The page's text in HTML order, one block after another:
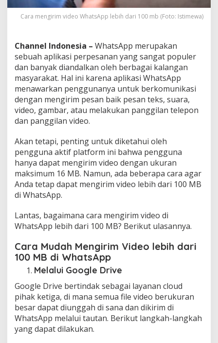
M
B
Cara mengirim video WhatsApp lebih dari 100 mb (Foto: Istimewa)
Channel Indonesia – WhatsApp merupakan
sebuah aplikasi perpesanan yang sangat populer
dan banyak diandalkan oleh berbagai kalangan
masyarakat. Hal ini karena aplikasi WhatsApp
menawarkan penggunanya untuk berkomunikasi
dengan mengirim pesan baik pesan teks, suara,
video, gambar, atau melakukan panggilan telepon
dan panggilan video.
Akan tetapi, penting untuk diketahui oleh
pengguna aktif platform ini bahwa pengguna
hanya dapat mengirim video dengan ukuran
maksimum 16 MB. Namun, ada beberapa cara agar
Anda tetap dapat mengirim video lebih dari 100 MB
di WhatsApp.
Lantas, bagaimana cara mengirim video di
WhatsApp lebih dari 100 MB? Berikut ulasannya.
Cara Mudah Mengirim Video lebih dari
100 MB di WhatsApp
Melalui Google Drive
Google Drive bertindak sebagai layanan cloud
pihak ketiga, di mana semua file video berukuran
besar dapat diunggah di sana dan dikirim di
WhatsApp melalui tautan. Berikut langkah-langkah
yang dapat dilakukan.